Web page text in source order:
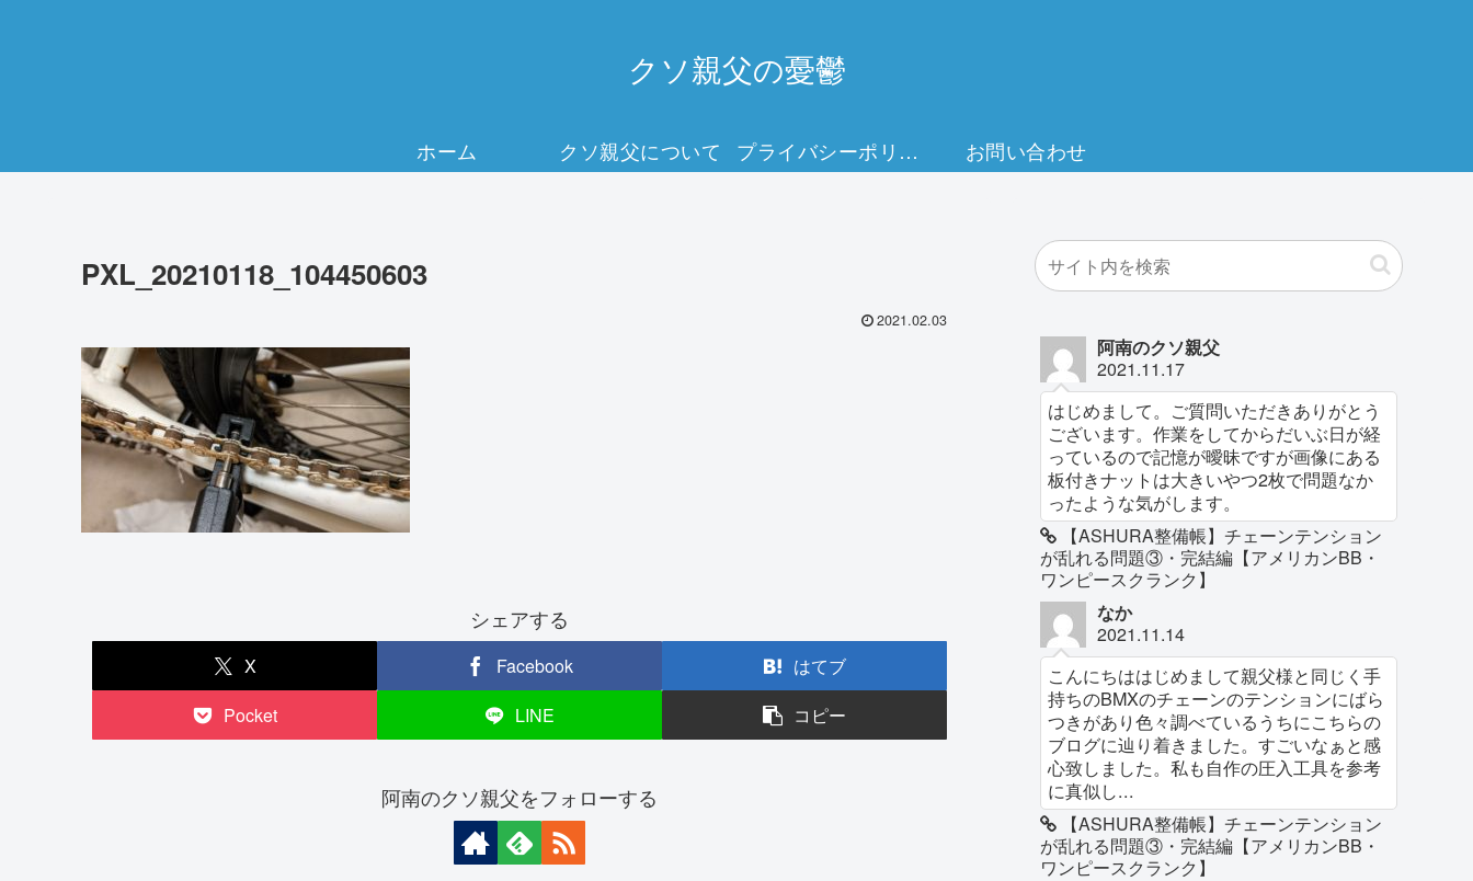
クソ親父の憂鬱
ホーム クソ親父について プライバシーポリシー お問い合わせ
PXL_20210118_104450603
2021.02.03
シェアする
X Facebook
はてブ
Pocket
LINE コピー
阿南のクソ親父をフォローする
阿南のクソ親父
2021.11.17
はじめまして。ご質問いただきありがとう
ございます。作業をしてからだいぶ日が経
っているので記憶が曖昧ですが画像にある
板付きナットは大きいやつ2枚で問題なか
ったような気がします。
【ASHURA整備帳】チェーンテンション
が乱れる問題③・完結編【アメリカンBB・
ワンピースクランク】
なか
2021.11.14
こんにちははじめまして親父様と同じく手
持ちのBMXのチェーンのテンションにばら
つきがあり色々調べているうちにこちらの
ブログに辿り着きました。すごいなぁと感
心致しました。私も自作の圧入工具を参考
に真似し...
【ASHURA整備帳】チェーンテンション
が乱れる問題③・完結編【アメリカンBB・
ワンピースクランク】